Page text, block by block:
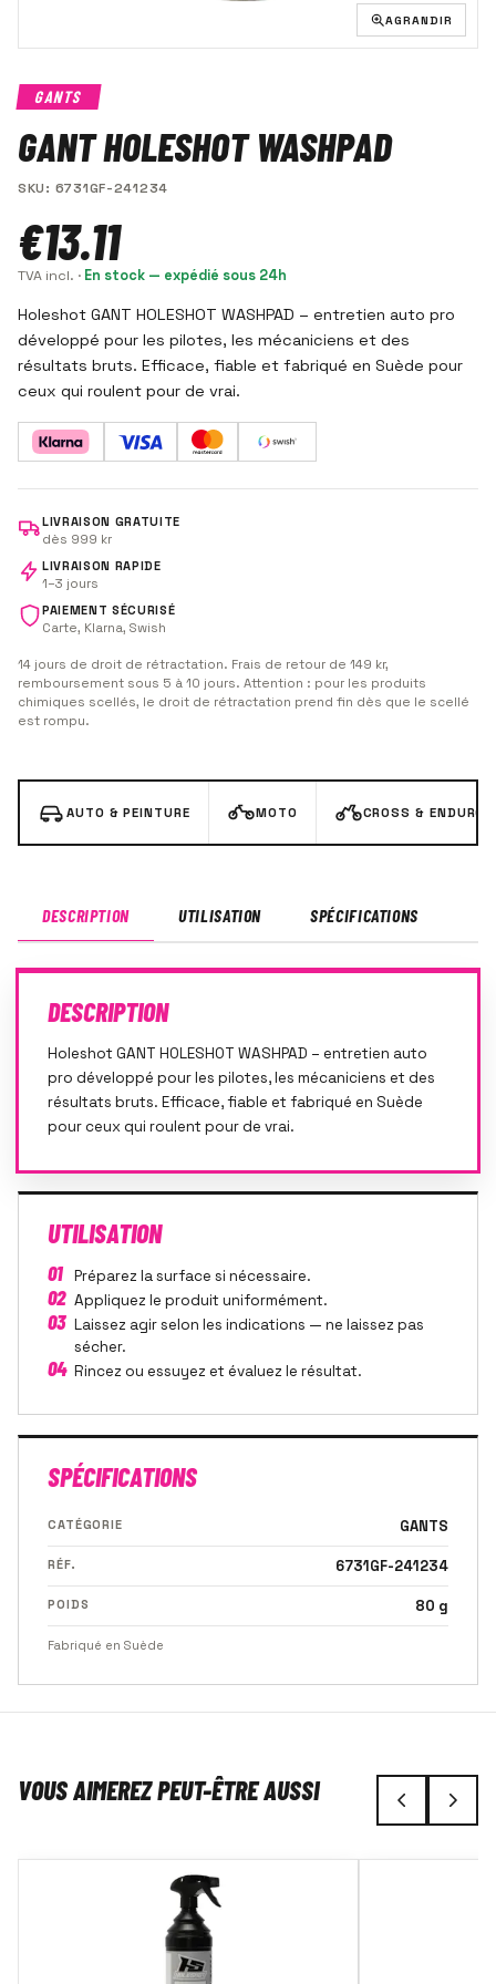
AGRANDIR
GANTS
GANT HOLESHOT WASHPAD
SKU: 6731GF-241234
€13.11
TVA incl. · En stock — expédié sous 24h
Holeshot GANT HOLESHOT WASHPAD – entretien auto pro
développé pour les pilotes, les mécaniciens et des
résultats bruts. Efficace, fiable et fabriqué en Suède pour
ceux qui roulent pour de vrai.
LIVRAISON GRATUITE
dès 999 kr
LIVRAISON RAPIDE
1–3 jours
PAIEMENT SÉCURISÉ
Carte, Klarna, Swish
14 jours de droit de rétractation. Frais de retour de 149 kr,
remboursement sous 5 à 10 jours. Attention : pour les produits
chimiques scellés, le droit de rétractation prend fin dès que le scellé
est rompu.
AUTO & PEINTURE MOTO CROSS & ENDURO
DESCRIPTION UTILISATION SPÉCIFICATIONS
DESCRIPTION
Holeshot GANT HOLESHOT WASHPAD – entretien auto
pro développé pour les pilotes, les mécaniciens et des
résultats bruts. Efficace, fiable et fabriqué en Suède
pour ceux qui roulent pour de vrai.
UTILISATION
01 Préparez la surface si nécessaire.
02 Appliquez le produit uniformément.
03 Laissez agir selon les indications — ne laissez pas
sécher.
04 Rincez ou essuyez et évaluez le résultat.
SPÉCIFICATIONS
CATÉGORIE GANTS
RÉF. 6731GF-241234
POIDS 80 g
Fabriqué en Suède
VOUS AIMEREZ PEUT-ÊTRE AUSSI